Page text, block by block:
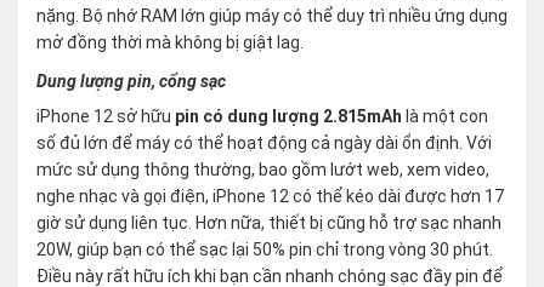
nặng. Bộ nhớ RAM lớn giúp máy có thể duy trì nhiều ứng dụng
mở đồng thời mà không bị giật lag.
Dung lượng pin, cổng sạc
iPhone 12 sở hữu pin có dung lượng 2.815mAh là một con
số đủ lớn để máy có thể hoạt động cả ngày dài ổn định. Với
mức sử dụng thông thường, bao gồm lướt web, xem video,
nghe nhạc và gọi điện, iPhone 12 có thể kéo dài được hơn 17
giờ sử dụng liên tục. Hơn nữa, thiết bị cũng hỗ trợ sạc nhanh
20W, giúp bạn có thể sạc lại 50% pin chỉ trong vòng 30 phút.
Điều này rất hữu ích khi bạn cần nhanh chóng sạc đầy pin để